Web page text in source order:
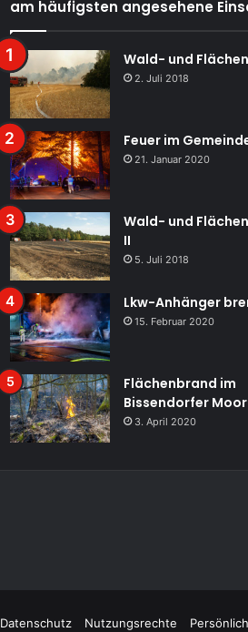
am häufigsten angesehene
Wald- und
2. Juli 2018
Feuer im
21. Januar 2020
Wald- und
II
5. Juli 2018
Lkw-Anhänger
15. Februar 2020
Flächenbrand im
Bissendorfer Moor
3. April 2020
Datenschutz Nutzungsrechte